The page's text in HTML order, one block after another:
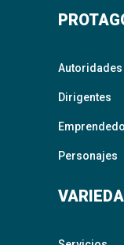
Autoridades
Dirigentes
Personajes